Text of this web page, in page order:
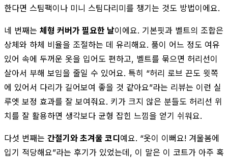
한다면 스팀팩이나 미니 스팀다리미를 챙기는 것도 방법이에요.
네 번째는 체형 커버가 필요한 날이에요. 기본핏과 벨트의 조합은
상체와 하체 비율을 조절하는 데 유리해요. 품이 어느 정도 여유
있어 속에 두꺼운 옷을 입어도 편하고, 벨트를 묶으면 허리선이
살아서 부해 보임을 줄일 수 있어요. 특히 “허리 로브 끈도 윗쪽
에 있어서 다리가 길어보여 좋을 것 같아요”라는 리뷰는 이런 실
루엣 보정 효과를 잘 보여줘요. 키가 크지 않은 분들도 허리선 위
치를 잘 활용하면 생각보다 균형 잡힌 느낌을 얻기 쉬워요.
다섯 번째는 간절기와 초겨울 코디예요. “옷이 이뻐요! 겨울봄에
입기 적당해요”라는 후기가 있었는데, 이 말은 이 코트가 아주 혹